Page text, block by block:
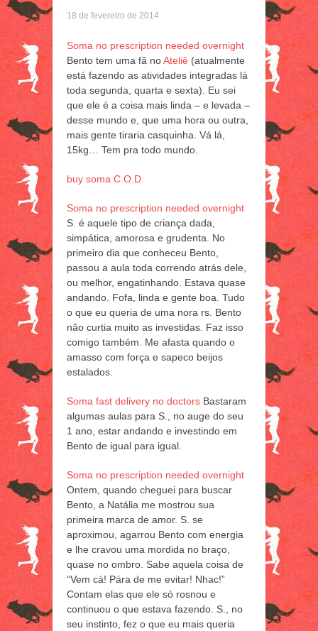
18 de fevereiro de 2014
Soma no prescription needed overnight
Bento tem uma fã noAteliê (atualmente
está fazendo as atividades integradas lá
toda segunda, quarta e sexta). Eu sei
que ele é a coisa mais linda – e levada –
desse mundo e, que uma hora ou outra,
mais gente tiraria casquinha. Vá lá,
15kg… Tem pra todo mundo.
buy soma C.O.D.
Soma no prescription needed overnight
S. é aquele tipo de criança dada,
simpática, amorosa e grudenta. No
primeiro dia que conheceu Bento,
passou a aula toda correndo atrás dele,
ou melhor, engatinhando. Estava quase
andando. Fofa, linda e gente boa. Tudo
o que eu queria de uma nora rs. Bento
não curtia muito as investidas. Faz isso
comigo também. Me afasta quando o
amasso com força e sapeco beijos
estalados.
Soma fast delivery no doctors Bastaram
algumas aulas para S., no auge do seu
1 ano, estar andando e investindo em
Bento de igual para igual.
Soma no prescription needed overnight
Ontem, quando cheguei para buscar
Bento, a Natália me mostrou sua
primeira marca de amor. S. se
aproximou, agarrou Bento com energia
e lhe cravou uma mordida no braço,
quase no ombro. Sabe aquela coisa de
“Vem cá! Pára de me evitar! Nhac!”
Contam elas que ele só rosnou e
continuou o que estava fazendo. S., no
seu instinto, fez o que eu mais queria